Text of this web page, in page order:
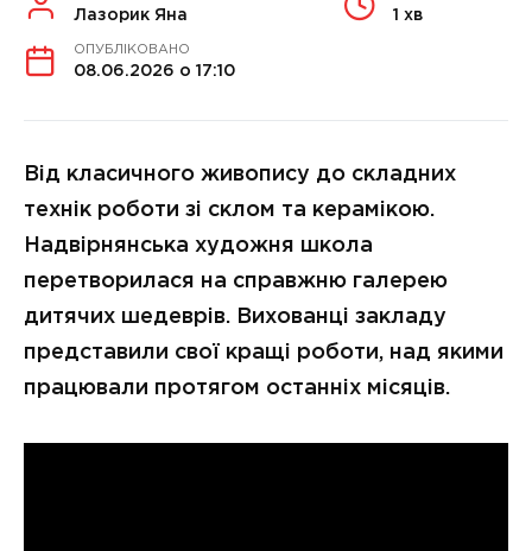
Лазорик Яна 1 хв
ОПУБЛІКОВАНО
08.06.2026 о 17:10
Від класичного живопису до складних
технік роботи зі склом та керамікою.
Надвірнянська художня школа
перетворилася на справжню галерею
дитячих шедеврів. Вихованці закладу
представили свої кращі роботи, над якими
працювали протягом останніх місяців.